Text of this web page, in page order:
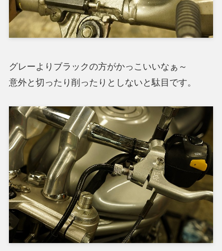
グレーよりブラックの方がかっこいいなぁ～
意外と切ったり削ったりとしないと駄目です。